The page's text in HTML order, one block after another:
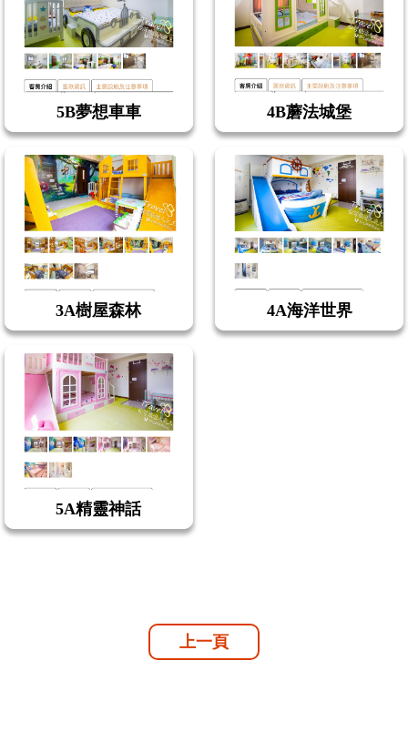
5B夢想車車 4B蘑法城堡
3A樹屋森林 4A海洋世界
5A精靈神話
上一頁